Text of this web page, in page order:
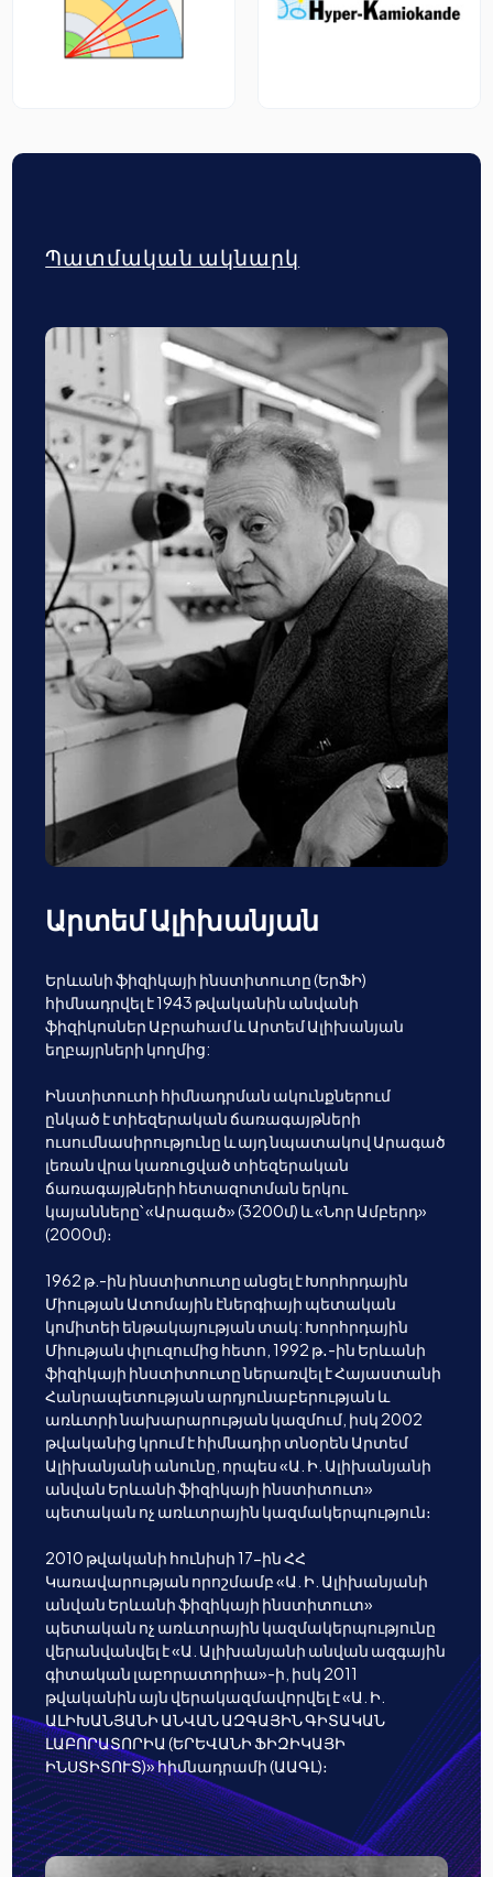
Պատմական ակնարկ
Արտեմ Ալիխանյան
Երևանի ֆիզիկայի ինստիտուտը (ԵրՖԻ)
հիմնադրվել է 1943 թվականին անվանի
ֆիզիկոսներ Աբրահամ և Արտեմ Ալիխանյան
եղբայրների կողմից:
Ինստիտուտի հիմնադրման ակունքներում
ընկած է տիեզերական ճառագայթների
ուսումնասիրությունը և այդ նպատակով Արագած
լեռան վրա կառուցված տիեզերական
ճառագայթների հետազոտման երկու
կայանները՝ «Արագած» (3200մ) և «Նոր Ամբերդ»
(2000մ)։
1962 թ.-ին ինստիտուտը անցել է Խորհրդային
Միության Ատոմային էներգիայի պետական
կոմիտեի ենթակայության տակ: Խորհրդային
Միության փլուզումից հետո, 1992 թ․-ին Երևանի
ֆիզիկայի ինստիտուտը ներառվել է Հայաստանի
Հանրապետության արդյունաբերության և
առևտրի նախարարության կազմում, իսկ 2002
թվականից կրում է հիմնադիր տնօրեն Արտեմ
Ալիխանյանի անունը, որպես «Ա. Ի. Ալիխանյանի
անվան Երևանի ֆիզիկայի ինստիտուտ»
պետական ոչ առևտրային կազմակերպություն։
2010 թվականի հունիսի 17-ին ՀՀ
Կառավարության որոշմամբ «Ա. Ի. Ալիխանյանի
անվան Երևանի ֆիզիկայի ինստիտուտ»
պետական ոչ առևտրային կազմակերպությունը
վերանվանվել է «Ա. Ալիխանյանի անվան ազգային
գիտական լաբորատորիա»-ի, իսկ 2011
թվականին այն վերակազմավորվել է «Ա. Ի.
ԱԼԻԽԱՆՅԱՆԻ ԱՆՎԱՆ ԱԶԳԱՅԻՆ ԳԻՏԱԿԱՆ
ԼԱԲՈՐԱՏՈՐԻԱ (ԵՐԵՎԱՆԻ ՖԻԶԻԿԱՅԻ
ԻՆՍՏԻՏՈՒՏ)» հիմնադրամի (ԱԱԳԼ)։